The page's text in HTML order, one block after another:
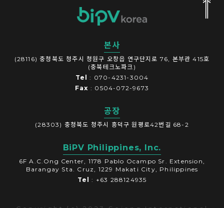
본사
(28116) 충청북도 청주시 청원구 오창읍 연구단지로 76, 본부관 415호
(충북테크노파크)
Tel: 070-4231-3004
Fax : 0504-072-9673
공장
(28303) 충청북도 청주시 흥덕구 원평로42번길 68-2
BiPV Philippines, Inc.
6F A.C.Ong Center, 1178 Pablo Ocampo Sr. Extension,
Barangay Sta. Cruz, 1229 Makati City, Philippines
Tel: +63 288124935